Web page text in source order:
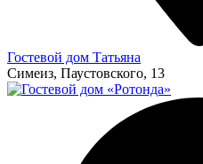
Гостевой дом Татьяна
Симеиз, Паустовского, 13